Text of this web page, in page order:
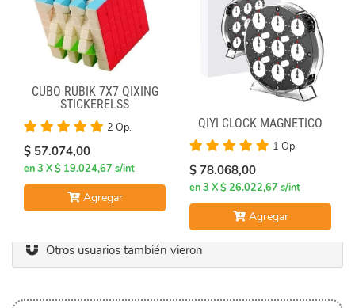
CUBO RUBIK 7X7 QIXING
STICKERELSS
2 Op.
$ 57.074,00
en 3 X $ 19.024,67 s/int
Agregar
QIYI CLOCK MAGNÉTICO
1 Op.
$ 78.068,00
en 3 X $ 26.022,67 s/int
Agregar
Otros usuarios también vieron